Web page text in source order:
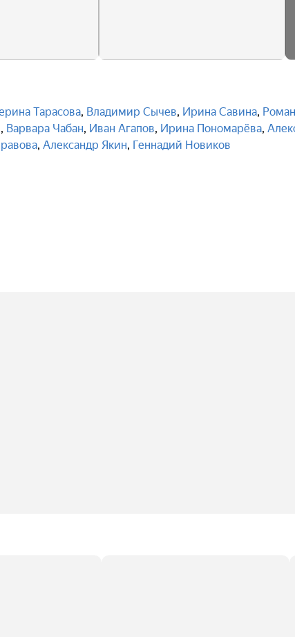
Тарасова, Владимир Сычев, Ирина Савина, Роман
, Варвара Чабан, Иван Агапов, Ирина Пономарёва,
, Александр Якин, Геннадий Новиков